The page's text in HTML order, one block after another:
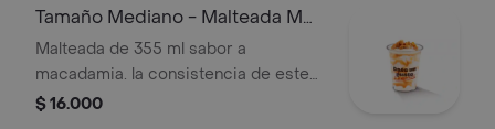
Tamaño Mediano - Malteada M
De Macadamia
Malteada de 355 ml sabor a
macadamia. la consistencia de este
producto puede variar debido al
$ 16.000